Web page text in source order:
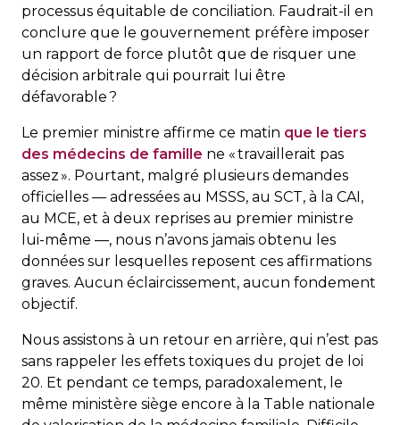
processus équitable de conciliation. Faudrait-il en
conclure que le gouvernement préfère imposer
un rapport de force plutôt que de risquer une
décision arbitrale qui pourrait lui être
défavorable ?
Le premier ministre affirme ce matin que le tiers
des médecins de famille ne « travaillerait pas
assez ». Pourtant, malgré plusieurs demandes
officielles — adressées au MSSS, au SCT, à la CAI,
au MCE, et à deux reprises au premier ministre
lui-même —, nous n’avons jamais obtenu les
données sur lesquelles reposent ces affirmations
graves. Aucun éclaircissement, aucun fondement
objectif.
Nous assistons à un retour en arrière, qui n’est pas
sans rappeler les effets toxiques du projet de loi
20. Et pendant ce temps, paradoxalement, le
même ministère siège encore à la Table nationale